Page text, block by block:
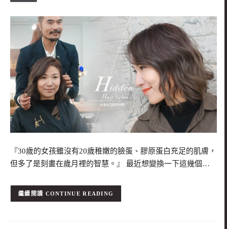
『30歲的女孩雖沒有20歲稚嫩的臉蛋、膠原蛋白充足的肌膚，
但多了是刻畫在歲月裡的智慧。』 最近想變換一下這幾個…
CONTINUE READING